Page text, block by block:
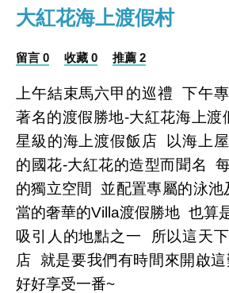
大紅花海上渡假村
留言 0 收藏 0 推薦 2
上午結束馬六甲的巡禮 下午
著名的渡假勝地-大紅花海上
星級的海上渡假飯店 以海上
的國花-大紅花的造型而聞名
的獨立空間 並配置專屬的泳
當的奢華的Villa渡假勝地 也算
吸引人的地點之一 所以這天
店 就是要我們有時間來開啟
好好享受一番~